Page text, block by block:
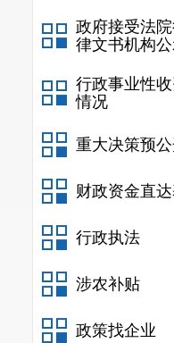
政府接受法
律文书机构
行政事业性收
情况
重大决策预
财政资金直
行政执法
涉农补贴
政策找企业